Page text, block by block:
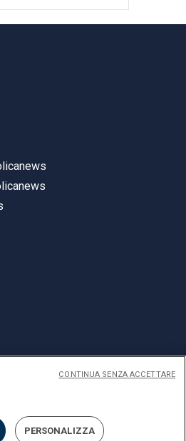
PERSONALIZZA
CONTINUA SENZA ACCETTARE